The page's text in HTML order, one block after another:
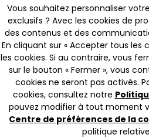
Vous souhaitez personnaliser
exclusifs ? Avec les cookies de
des contenus et des
En cliquant sur « Accepter tous les
les cookies. Si au contraire, vous
sur le bouton « Fermer », vous
cookies ne seront pas activés.
cookies, consultez notre
pouvez modifier à tout moment
Centre de préférences de la
politique